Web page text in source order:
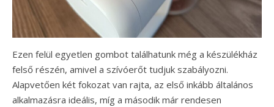
Ezen felül egyetlen gombot találhatunk még a készülékház
felső részén, amivel a szívóerőt tudjuk szabályozni.
Alapvetően két fokozat van rajta, az első inkább általános
alkalmazásra ideális, míg a második már rendesen